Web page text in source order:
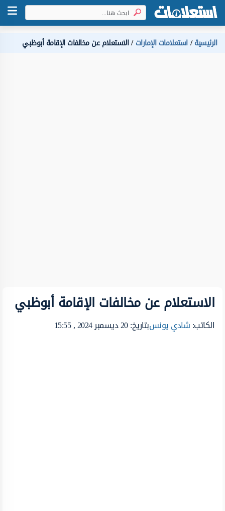
الرئيسية استعلامات الإمارات الاستعلام عن مخالفات الإقامة أبوظبي
الاستعلام عن مخالفات الإقامة أبوظبي
الكاتب:شادي يونسبتاريخ: 20 ديسمبر 2024 , 15:55